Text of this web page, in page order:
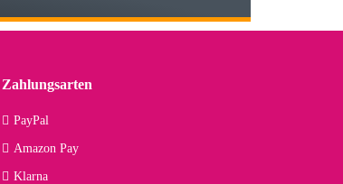
Jahren herausstellen. Spannend wird es falls
Zahlungsarten
PayPal
Amazon Pay
Klarna